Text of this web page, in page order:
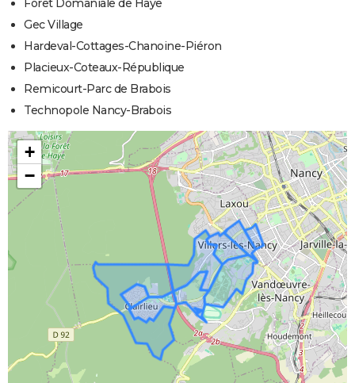
Forêt Domaniale de Haye
Gec Village
Hardeval-Cottages-Chanoine-Piéron
Placieux-Coteaux-République
Remicourt-Parc de Brabois
Technopole Nancy-Brabois
+
−